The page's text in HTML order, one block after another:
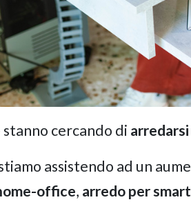
stanno cercando di
assistendo ad un
office, arredo per